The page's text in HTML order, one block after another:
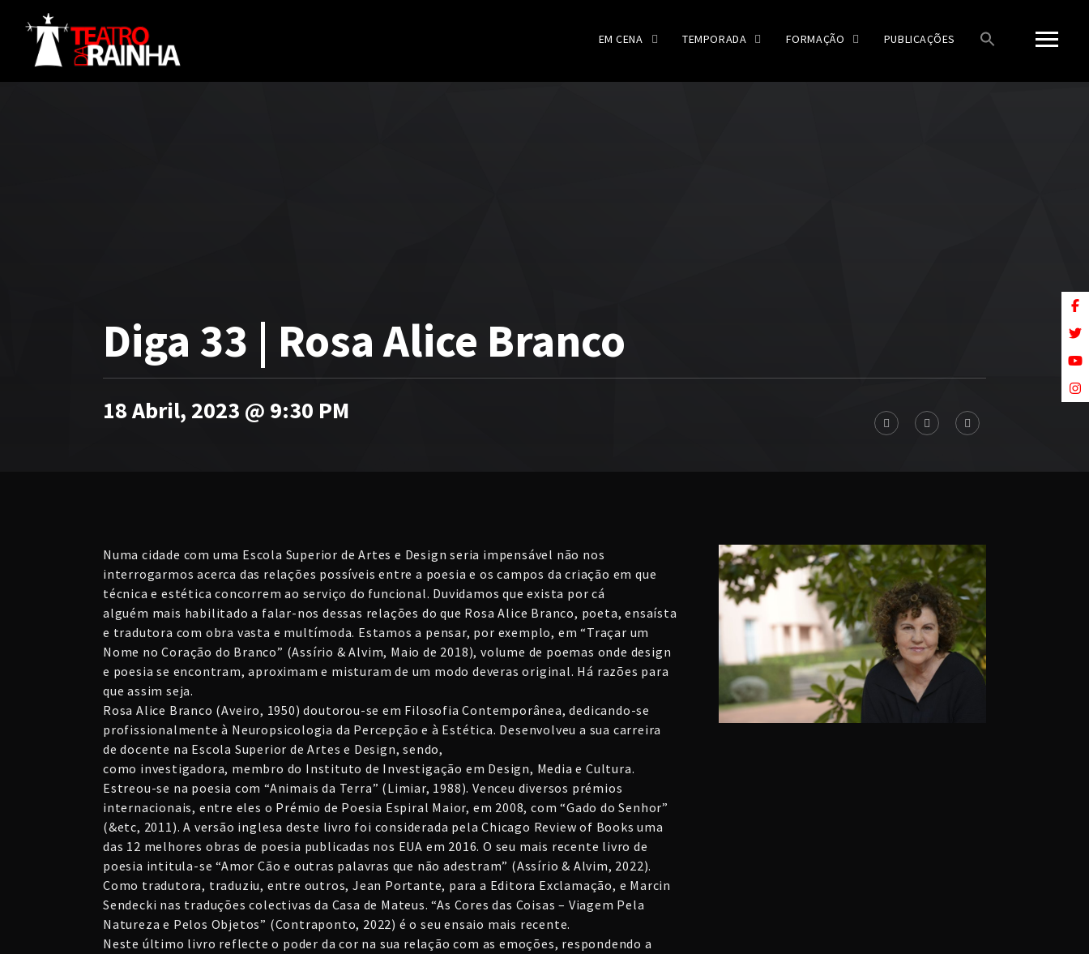
EM CENA TEMPORADA FORMAÇÃO PUBLICAÇÕES
Diga 33 | Rosa Alice Branco
18 Abril, 2023 @ 9:30 PM
Numa cidade com uma Escola Superior de Artes e Design seria impensável não nos
interrogarmos acerca das relações possíveis entre a poesia e os campos da criação em que
técnica e estética concorrem ao serviço do funcional. Duvidamos que exista por cá
alguém mais habilitado a falar-nos dessas relações do que Rosa Alice Branco, poeta, ensaísta
e tradutora com obra vasta e multímoda. Estamos a pensar, por exemplo, em “Traçar um
Nome no Coração do Branco” (Assírio & Alvim, Maio de 2018), volume de poemas onde design
e poesia se encontram, aproximam e misturam de um modo deveras original. Há razões para
que assim seja.
Rosa Alice Branco (Aveiro, 1950) doutorou-se em Filosofia Contemporânea, dedicando-se
profissionalmente à Neuropsicologia da Percepção e à Estética. Desenvolveu a sua carreira
de docente na Escola Superior de Artes e Design, sendo,
como investigadora, membro do Instituto de Investigação em Design, Media e Cultura.
Estreou-se na poesia com “Animais da Terra” (Limiar, 1988). Venceu diversos prémios
internacionais, entre eles o Prémio de Poesia Espiral Maior, em 2008, com “Gado do Senhor”
(&etc, 2011). A versão inglesa deste livro foi considerada pela Chicago Review of Books uma
das 12 melhores obras de poesia publicadas nos EUA em 2016. O seu mais recente livro de
poesia intitula-se “Amor Cão e outras palavras que não adestram” (Assírio & Alvim, 2022).
Como tradutora, traduziu, entre outros, Jean Portante, para a Editora Exclamação, e Marcin
Sendecki nas traduções colectivas da Casa de Mateus. “As Cores das Coisas – Viagem Pela
Natureza e Pelos Objetos” (Contraponto, 2022) é o seu ensaio mais recente.
Neste último livro reflecte o poder da cor na sua relação com as emoções, respondendo a